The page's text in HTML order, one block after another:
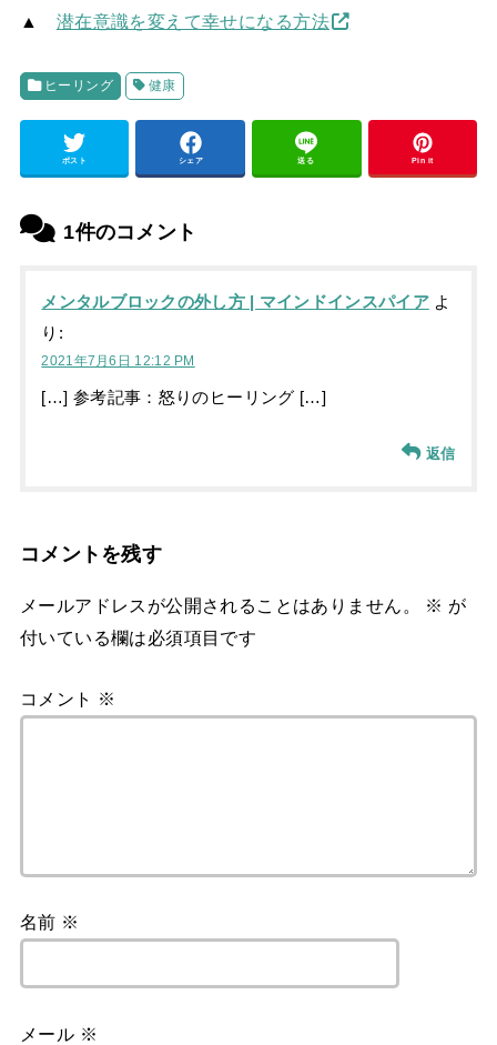
▲ 潜在意識を変えて幸せになる方法
ヒーリング 健康
ポスト シェア 送る Pin it
1件のコメント
メンタルブロックの外し方 | マインドインスパイア よ
り:
2021年7月6日 12:12 PM
[…] 参考記事：怒りのヒーリング […]
返信
コメントを残す
メールアドレスが公開されることはありません。 ※ が
付いている欄は必須項目です
コメント ※
名前 ※
メール ※